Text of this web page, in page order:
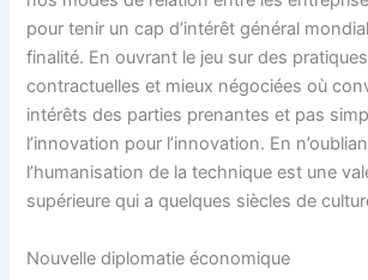
pour tenir un cap d’intérêt général
finalité. En ouvrant le jeu sur des
contractuelles et mieux négociées où
intérêts des parties prenantes et pas
l’innovation pour l’innovation. En
l’humanisation de la technique est une
supérieure qui a quelques siècles de
Nouvelle diplomatie économique